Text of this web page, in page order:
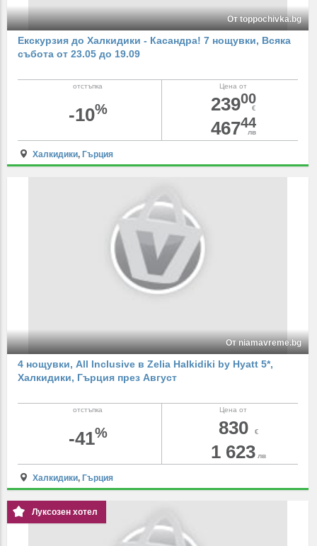
От toppochivka.bg
Екскурзия до Халкидики - Касандра! 7 нощувки, Всяка
събота от 23.05 до 19.09
Цена от
23900
€
46744
лв
отстъпка
-10%
Халкидики, Гърция
От niamavreme.bg
4 нощувки, All Inclusive в Zelia Halkidiki by Hyatt 5*,
Халкидики, Гърция през Август
Цена от
830 €
1 623 лв
отстъпка
-41%
Халкидики, Гърция
Луксозен хотел